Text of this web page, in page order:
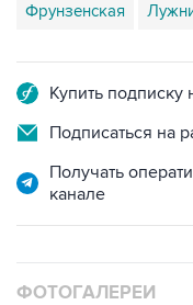
Фрунзенская
Купить
Подписаться на
Получать
канале
ФОТОГАЛЕРЕИ